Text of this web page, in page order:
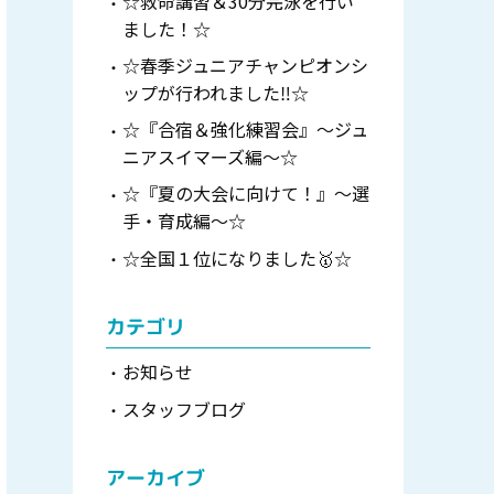
ました！☆
☆春季ジュニアチャンピオンシ
ップが行われました‼☆
☆『合宿＆強化練習会』～ジュ
ニアスイマーズ編～☆
☆『夏の大会に向けて！』～選
手・育成編～☆
☆全国１位になりました🥇☆
カテゴリ
お知らせ
スタッフブログ
アーカイブ